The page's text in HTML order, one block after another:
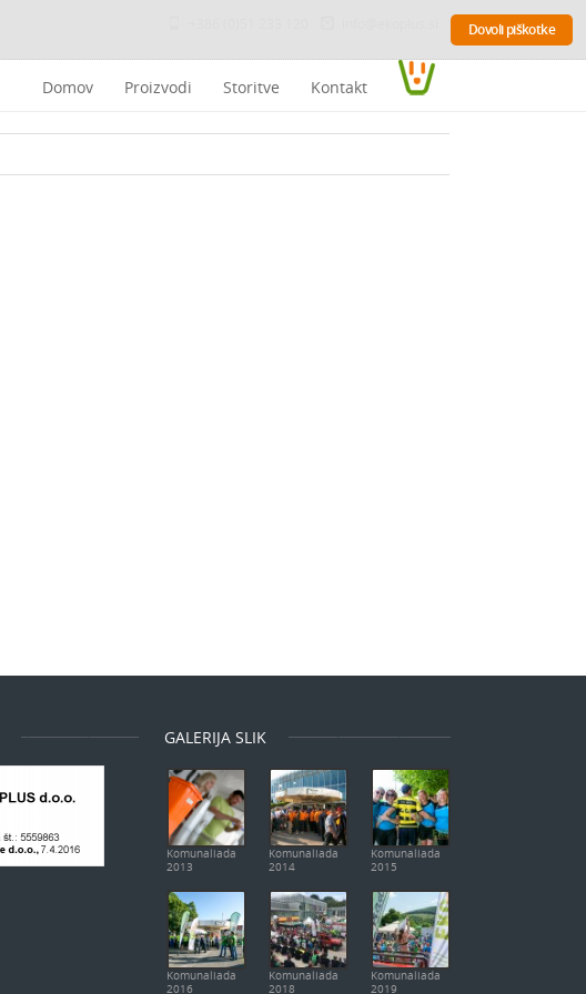
Dovoli piškotke
Domov Proizvodi Storitve Kontakt
GALERIJA SLIK
Komunaliada
2013
Komunaliada
2014
Komunaliada
2015
Komunaliada
2016
Komunaliada
2018
Komunaliada
2019